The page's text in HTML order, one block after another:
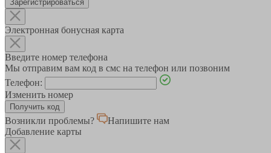
Зарегистрироваться
Электронная бонусная карта
Введите номер телефона
Мы отправим вам код в смс на телефон или позвоним
Телефон:
Изменить номер
Возникли проблемы?
Напишите нам
Добавление карты